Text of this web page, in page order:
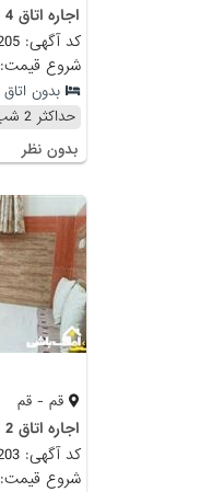
اجاره اتاق 4 تخته
کد آگهی: 86205
شروع قیمت: 850,000 تومان
بدون اتاق
حداکثر 2 شب
بدون نظر
قم - قم
اجاره اتاق 2 تخته قم
کد آگهی: 86203
شروع قیمت: 500,000 تومان